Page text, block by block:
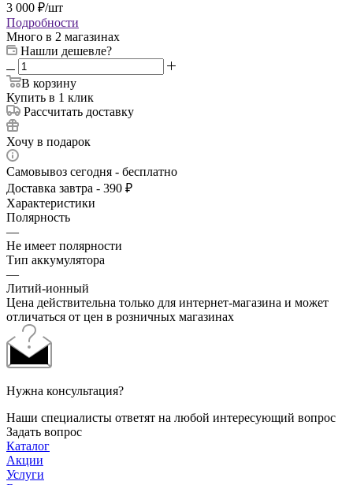
3 000 ₽/шт
Подробности
Много в 2 магазинах
Нашли дешевле?
В корзину
Купить в 1 клик
Рассчитать доставку
Хочу в подарок
Самовывоз сегодня - бесплатно
Доставка завтра - 390 ₽
Характеристики
Полярность
—
Не имеет полярности
Тип аккумулятора
—
Литий-ионный
Цена действительна только для интернет-магазина и может
отличаться от цен в розничных магазинах
Нужна консультация?
Наши специалисты ответят на любой интересующий вопрос
Задать вопрос
Каталог
Акции
Услуги